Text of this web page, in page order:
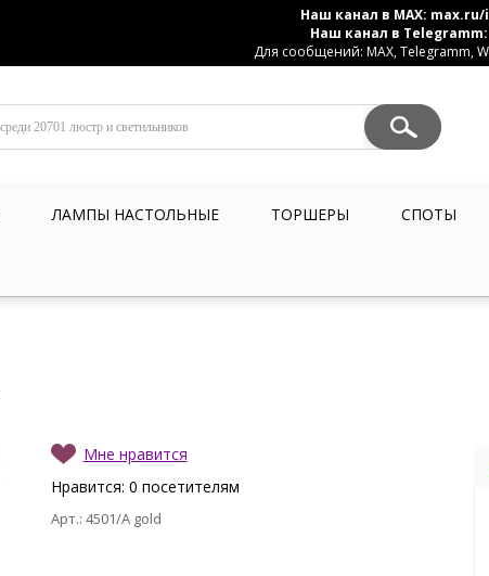
Наш канал в MAX: max.ru/
Наш канал в Telegramm:
Для сообщений: MAX, Telegramm,
ЛАМПЫ НАСТОЛЬНЫЕ ТОРШЕРЫ СПОТЫ
Мне нравится
Нравится: 0 посетителям
Арт.: 4501/A gold